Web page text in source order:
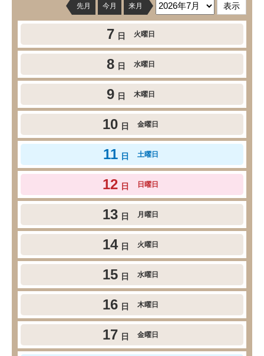
先月 今月 来月
7 日 火曜日
8 日 水曜日
9 日 木曜日
10 日 金曜日
11 日 土曜日
12 日 日曜日
13 日 月曜日
14 日 火曜日
15 日 水曜日
16 日 木曜日
17 日 金曜日